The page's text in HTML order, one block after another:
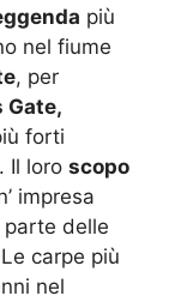
più
nel fiume
, per
Gate,
forti
Il loro scopo
impresa
parte delle
carpe più
nel